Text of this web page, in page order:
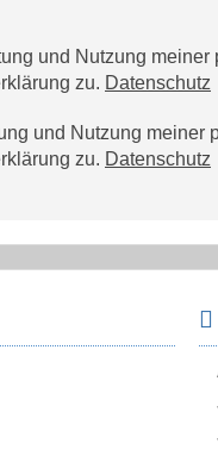
und Nutzung
zu. Datenschutz
und Nutzung
zu. Datenschutz